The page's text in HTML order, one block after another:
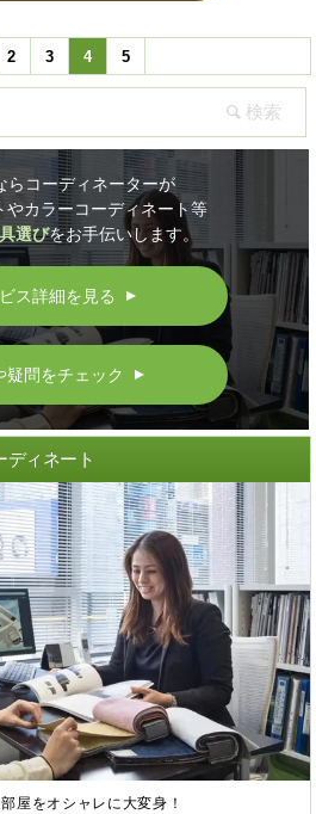
2 3 4 5
らコーディネーターが
やカラーコーディネート等
選びをお手伝いします。
ス詳細を見る ▲
疑問をチェック ▲
ディネート
屋をオシャレに大変身！